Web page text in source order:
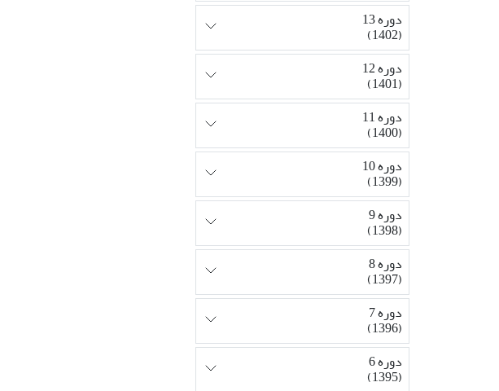
دوره 13
(1402)
دوره 12
(1401)
دوره 11
(1400)
دوره 10
(1399)
دوره 9
(1398)
دوره 8
(1397)
دوره 7
(1396)
دوره 6
(1395)